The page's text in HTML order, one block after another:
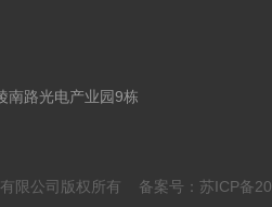
南路光电产业园9栋
限公司版权所有 备案号：苏ICP备